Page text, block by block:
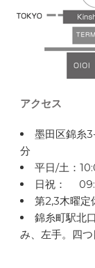
アクセス
墨田区錦糸
分
平日/土：
日祝：
第2,3木曜定
錦糸町駅北
み、左手。四